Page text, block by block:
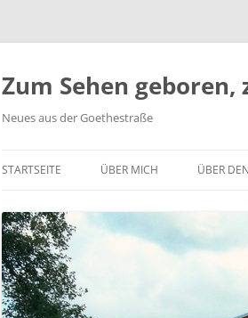
Zum
Zum Sehen
Neues aus der Goethestraße
STARTSEITE ÜBER MICH ÜBER